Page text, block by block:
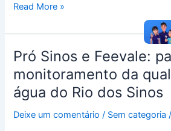
Read More »
Pró Sinos e Feevale:
monitoramento da
água do Rio dos Sinos
Deixe um comentário / Sem categoria /
Pró
e
Feevale:
parceria